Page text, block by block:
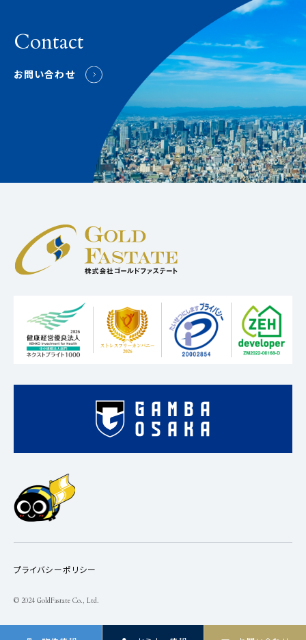
Contact
お問い合わせ
プライバシーポリシー
© 2024 GoldFastate Co., Ltd.